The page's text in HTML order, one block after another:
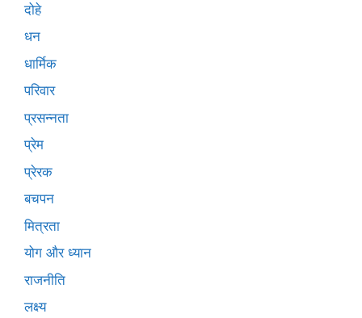
दोहे
धन
धार्मिक
परिवार
प्रसन्नता
प्रेम
प्रेरक
बचपन
मित्रता
योग और ध्यान
राजनीति
लक्ष्य